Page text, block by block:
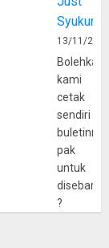
Syukur
13/11/
Bolehkah
kami
cetak
sendiri
pak
untuk
?